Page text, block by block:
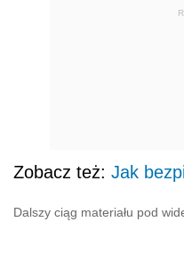
Zobacz też: Jak
Dalszy ciąg materiału pod